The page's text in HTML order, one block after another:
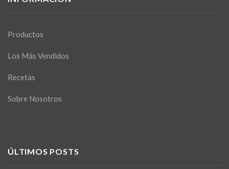
Productos
Los Más Vendidos
Recetas
Sobre Nosotros
ÚLTIMOS POSTS